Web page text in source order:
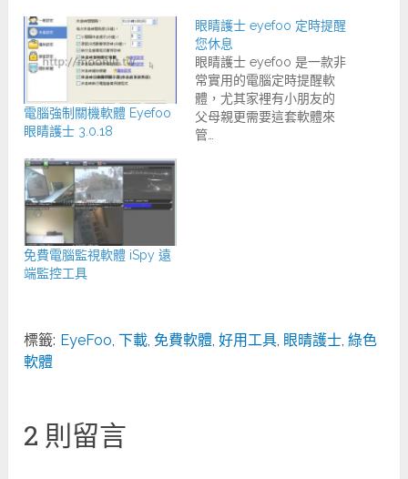
電腦強制關機軟體 Eyefoo
眼睛護士 3.0.18
眼睛護士 eyefoo 定時提醒
您休息
眼睛護士 eyefoo 是一款非
常實用的電腦定時提醒軟
體，尤其家裡有小朋友的
父母親更需要這套軟體來
管…
免費電腦監視軟體 iSpy 遠
端監控工具
標籤: EyeFoo,下載, 免費軟體,好用工具, 眼晴護士,綠色
軟體
2 則留言